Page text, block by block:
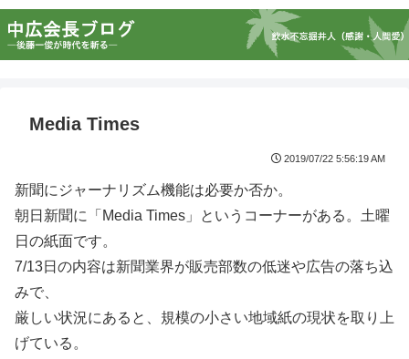
Media Times
2019/07/22 5:56:19 AM
新聞にジャーナリズム機能は必要か否か。
朝日新聞に「Media Times」というコーナーがある。土曜
日の紙面です。
7/13日の内容は新聞業界が販売部数の低迷や広告の落ち込
みで、
厳しい状況にあると、規模の小さい地域紙の現状を取り上
げている。